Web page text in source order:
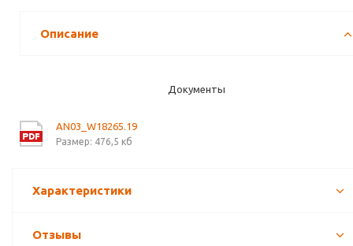
Описание
Документы
AN03_W18265.19
Размер: 476,5 кб
Характеристики
Отзывы